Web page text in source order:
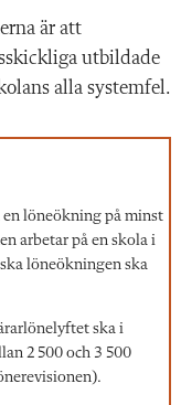
är att
utbildade
alla systemfel.
löneökning på minst
arbetar på en skola i
löneökningen ska
ska i
2 500 och 3 500